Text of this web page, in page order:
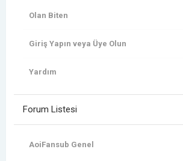
Olan Biten
Giriş Yapın veya Üye Olun
Yardım
Forum Listesi
AoiFansub Genel